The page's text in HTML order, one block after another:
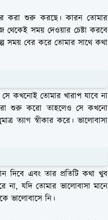
করা শুরু করছে। কারন তোমার
থেকেই সময় দেওয়ার চেষ্টা করবে
সময় বের করে তোমার সাথে কথা
কখনোই তোমার খারাপ যাবে না
শুরু করো তাহলেও সে কখনো
ত্যাগ স্বীকার করে। ভালোবাসা
দিবে এবং তার প্রতিটি কথা খুব
যদি তোমার ভালোবাসা মানে
ভালোবাসে নি।